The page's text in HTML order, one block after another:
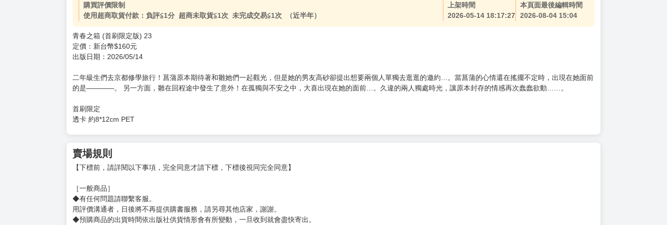
購買評價限制
使用超商取貨付款：負評≦1分 超商未取貨≦1次 未完成交易≦1次 （近半年）
上架時間
2026-05-14 18:17:27
本頁面最後編輯時間
2026-08-04 15:04
青春之箱 (首刷限定版) 23
定價：新台幣$160元
出版日期：2026/05/14
二年級生們去京都修學旅行！菖蒲原本期待著和雛她們一起觀光，但是她的男友高砂卻提出想要兩個人單獨去逛逛的邀約…。當菖蒲的心情還在搖擺不定時，出現在她面前
的是————。 另一方面，雛在回程途中發生了意外！在孤獨與不安之中，大喜出現在她的面前…。久違的兩人獨處時光，讓原本封存的情感再次蠢蠢欲動……。
首刷限定
透卡 約8*12cm PET
賣場規則
【下標前，請詳閱以下事項，完全同意才請下標，下標後視同完全同意】
［一般商品］
◆有任何問題請聯繫客服。
用評價溝通者，日後將不再提供購書服務，請另尋其他店家，謝謝。
◆預購商品的出貨時間依出版社供貨情形會有所變動，一旦收到就會盡快寄出。